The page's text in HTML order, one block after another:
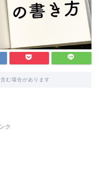
む場合があります
ク